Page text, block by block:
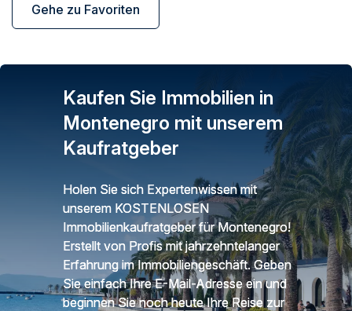
Gehe zu Favoriten
Kaufen Sie Immobilien in
Montenegro mit unserem
Kaufratgeber
Holen Sie sich Expertenwissen mit
unserem KOSTENLOSEN
Immobilienkaufratgeber für Montenegro!
Erstellt von Profis mit jahrzehntelanger
Erfahrung im Immobiliengeschäft. Geben
Sie einfach Ihre E-Mail-Adresse ein und
beginnen Sie noch heute Ihre Reise zur